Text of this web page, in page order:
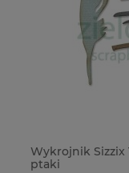
Wykrojnik Sizzix
ptaki